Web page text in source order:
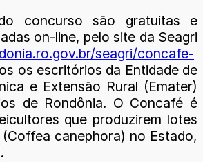
concurso são gratuitas e
on-line, pelo site da Seagri
seagri/concafe-
os escritórios da Entidade de
e Extensão Rural (Emater)
de Rondônia. O Concafé é
que produzirem lotes
canephora) no Estado,